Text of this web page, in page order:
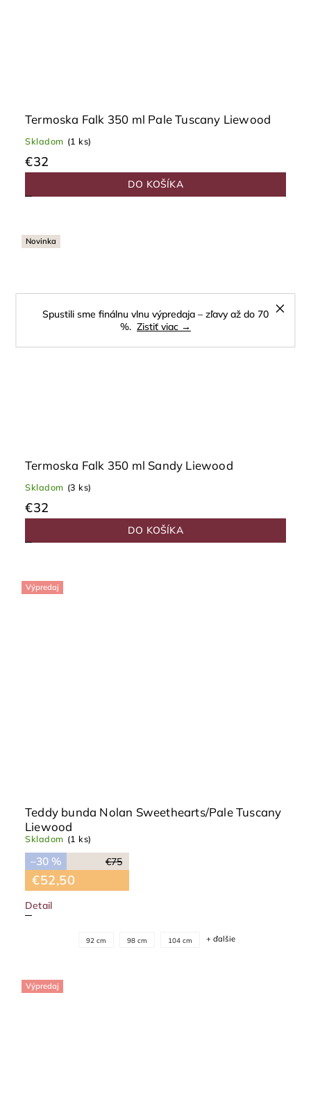
Spustili sme finálnu vlnu výpredaja – zľavy až do 70
%. Zistiť viac →
Termoska Falk 350 ml Pale Tuscany Liewood
Skladom (1 ks)
€32
DO KOŠÍKA
Novinka
Termoska Falk 350 ml Sandy Liewood
Skladom (3 ks)
€32
DO KOŠÍKA
Výpredaj
Teddy bunda Nolan Sweethearts/Pale Tuscany
Liewood
Skladom (1 ks)
€75
–30 %
€52,50
Detail
92 cm 98 cm 104 cm + ďalšie
Výpredaj